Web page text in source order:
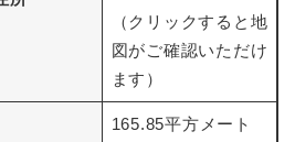
（クリックすると地
図がご確認いただけ
ます）
165.85平方メート